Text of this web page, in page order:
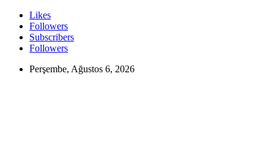
Likes
Followers
Subscribers
Followers
Perşembe, Ağustos 6, 2026